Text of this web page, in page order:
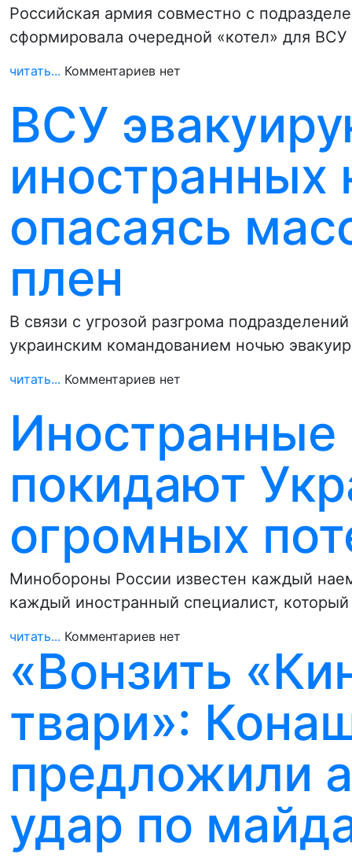
Российская армия совместно с
сформировала очередной «котел» для
читать... Комментариев нет
ВСУ
иностранных
опасаясь
плен
В связи с угрозой разгрома
украинским командованием ночью
читать... Комментариев нет
Иностранные
покидают
огромных
Минобороны России известен каждый
каждый иностранный специалист,
читать... Комментариев нет
«Вонзить
твари»:
предложили
удар по